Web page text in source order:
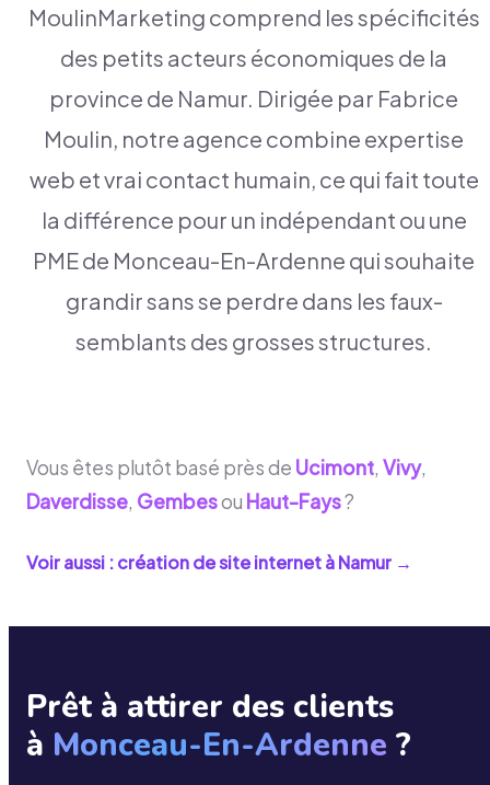
MoulinMarketing comprend les spécificités
des petits acteurs économiques de la
province de Namur. Dirigée par Fabrice
Moulin, notre agence combine expertise
web et vrai contact humain, ce qui fait toute
la différence pour un indépendant ou une
PME de Monceau-En-Ardenne qui souhaite
grandir sans se perdre dans les faux-
semblants des grosses structures.
Vous êtes plutôt basé près de Ucimont, Vivy,
Daverdisse, Gembesou Haut-Fays?
Voir aussi : création de site internet àNamur →
Prêt à attirer des clients
à Monceau-En-Ardenne ?